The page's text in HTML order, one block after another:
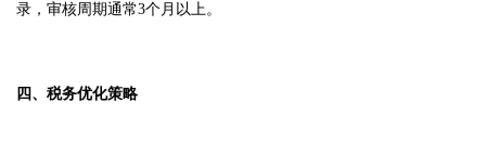
录，审核周期通常3个月以上。
四、税务优化策略